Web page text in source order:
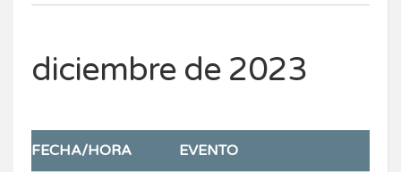
diciembre de 2023
FECHA/HORA EVENTO